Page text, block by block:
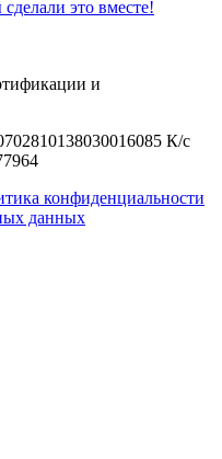
это вместе!
и
К/с
конфиденциальности
данных